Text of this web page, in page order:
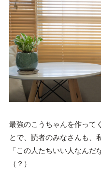
最強のこうちゃんを作って
とで、読者のみなさんも、
「この人たちいい人なん
（？）